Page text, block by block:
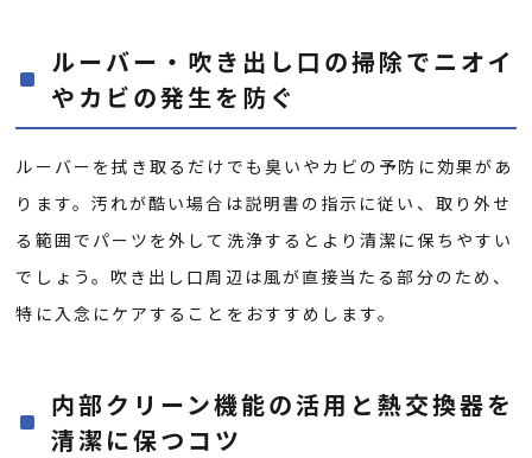
ルーバー・吹き出し口の掃除でニオイ
やカビの発生を防ぐ
ルーバーを拭き取るだけでも臭いやカビの予防に効果があ
ります。汚れが酷い場合は説明書の指示に従い、取り外せ
る範囲でパーツを外して洗浄するとより清潔に保ちやすい
でしょう。吹き出し口周辺は風が直接当たる部分のため、
特に入念にケアすることをおすすめします。
内部クリーン機能の活用と熱交換器を
清潔に保つコツ